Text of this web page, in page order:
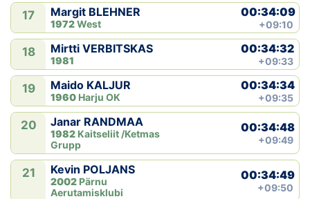
17 Margit BLEHNER
1972West
00:34:09
+09:10
18 Mirtti VERBITSKAS
1981
00:34:32
+09:33
19 Maido KALJUR
1960 Harju OK
00:34:34
+09:35
20 Janar RANDMAA
1982 Kaitseliit /Ketmas
Grupp
00:34:48
+09:49
21 Kevin POLJANS
2002 Pärnu
Aerutamisklubi
00:34:49
+09:50